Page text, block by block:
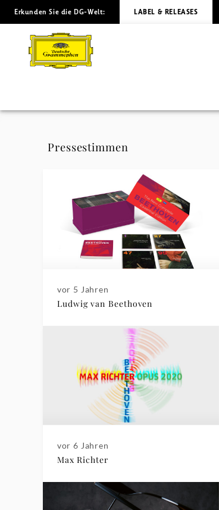
Ludwig
van
-
Pressestimmen
Deutsche
Grammophon
Erkunden Sie die DG-Welt: LABEL & RELEASES
Pressestimmen
vor 5 Jahren
Ludwig van Beethoven
vor 6 Jahren
Max Richter